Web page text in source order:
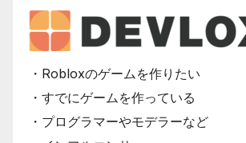
・Robloxのゲームを作りたい
・すでにゲームを作っている
・プログラマーやモデラーなど